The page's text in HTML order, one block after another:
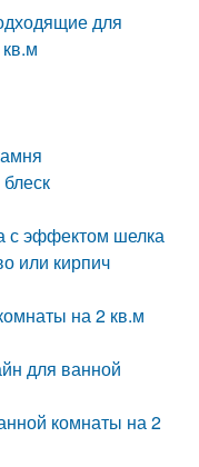
для
с эффектом шелка
или кирпич
на 2 кв.м
для ванной
комнаты на 2